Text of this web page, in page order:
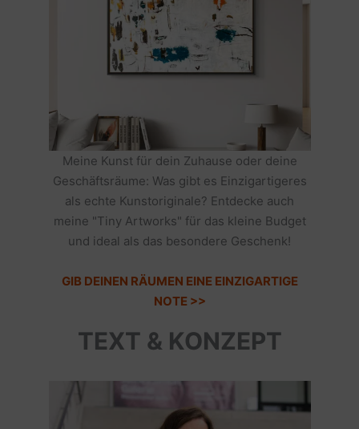
Meine Kunst für dein Zuhause oder deine
Geschäftsräume: Was gibt es Einzigartigeres
als echte Kunstoriginale? Entdecke auch
meine "Tiny Artworks" für das kleine Budget
und ideal als das besondere Geschenk!
GIB DEINEN RÄUMEN EINE EINZIGARTIGE
NOTE >>
TEXT & KONZEPT